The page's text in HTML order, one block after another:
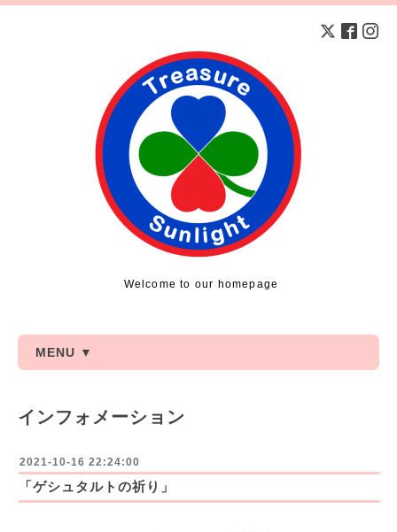
Welcome to our homepage
MENU ▼
インフォメーション
2021-10-16 22:24:00
「ゲシュタルトの祈り」